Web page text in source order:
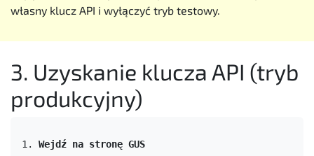
własny klucz API i wyłączyć tryb testowy.
3. Uzyskanie klucza API (tryb
produkcyjny)
1. Wejdź na stronę GUS